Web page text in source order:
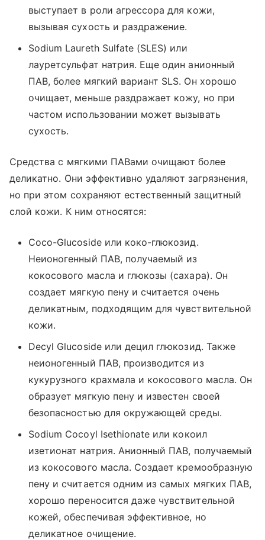
выступает в роли агрессора для кожи,
вызывая сухость и раздражение.
Sodium Laureth Sulfate (SLES) или
лауретсульфат натрия. Еще один анионный
ПАВ, более мягкий вариант SLS. Он хорошо
очищает, меньше раздражает кожу, но при
частом использовании может вызывать
сухость.
Средства с мягкими ПАВами очищают более
деликатно. Они эффективно удаляют загрязнения,
но при этом сохраняют естественный защитный
слой кожи. К ним относятся:
Coco-Glucoside или коко-глюкозид.
Неионогенный ПАВ, получаемый из
кокосового масла и глюкозы (сахара). Он
создает мягкую пену и считается очень
деликатным, подходящим для чувствительной
кожи.
Decyl Glucoside или децил глюкозид. Также
неионогенный ПАВ, производится из
кукурузного крахмала и кокосового масла. Он
образует мягкую пену и известен своей
безопасностью для окружающей среды.
Sodium Cocoyl Isethionate или кокоил
изетионат натрия. Анионный ПАВ, получаемый
из кокосового масла. Создает кремообразную
пену и считается одним из самых мягких ПАВ,
хорошо переносится даже чувствительной
кожей, обеспечивая эффективное, но
деликатное очищение.